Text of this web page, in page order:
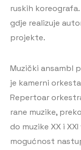
ruskih koreografa.
gdje realizuje
projekte.
Muzički ansambl
je kamerni
Repertoar
rane muzike,
do muzike XX i
mogućnost